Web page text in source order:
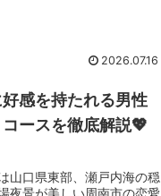
2026.07.16
感を持たれる男性
ースを徹底解説💖
山口県東部、瀬戸内海の穏